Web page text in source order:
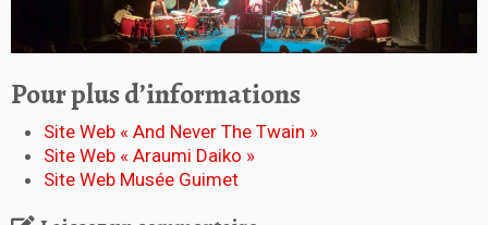
Pour plus d’informations
Site Web « And Never The Twain »
Site Web « Araumi Daiko »
Site Web Musée Guimet